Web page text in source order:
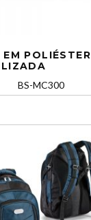
POLIÉSTER
BS-MC300